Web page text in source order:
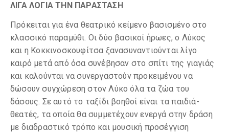
ΛΙΓΑ ΛΟΓΙΑ ΤΗΝ ΠΑΡΑΣΤΑΣΗ
Πρόκειται για ένα θεατρικό κείμενο βασισμένο στο
κλασσικό παραμύθι. Οι δύο βασικοί ήρωες, ο Λύκος
και η Κοκκινοσκουφίτσα ξανασυναντιούνται λίγο
καιρό μετά από όσα συνέβησαν στο σπίτι της γιαγιάς
και καλούνται να συνεργαστούν προκειμένου να
δώσουν συγχώρεση στον Λύκο όλα τα ζώα του
δάσους. Σε αυτό το ταξίδι βοηθοί είναι τα παιδιά-
θεατές, τα οποία θα συμμετέχουν ενεργά στην δράση
με διαδραστικό τρόπο και μουσική προσέγγιση